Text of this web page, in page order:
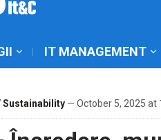
IT MANAGEMENT
Sustainability — October 5, 2025 at